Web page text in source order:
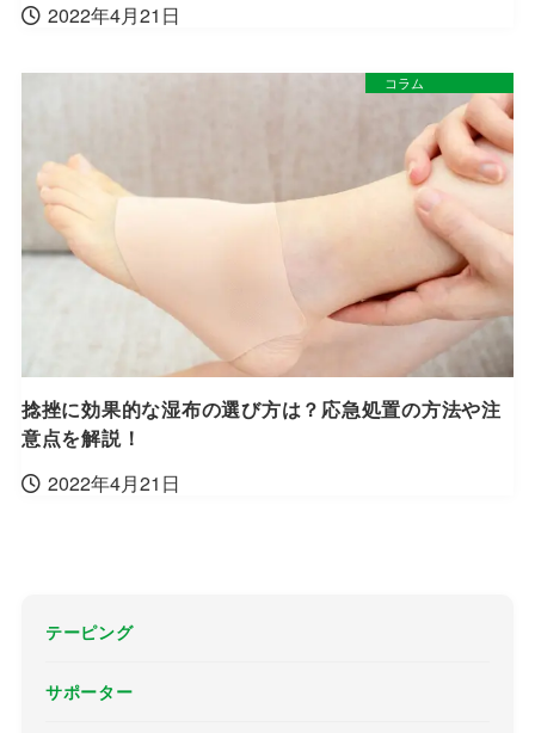
2022年4月21日
捻挫に効果的な湿布の選び方は？応急処置の方法や注
意点を解説！
2022年4月21日
コラム
テーピング
サポーター